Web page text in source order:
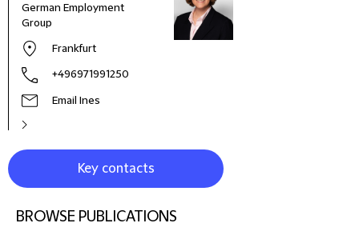
German Employment
Group
Frankfurt
+496971991250
Email Ines
Key contacts
BROWSE PUBLICATIONS